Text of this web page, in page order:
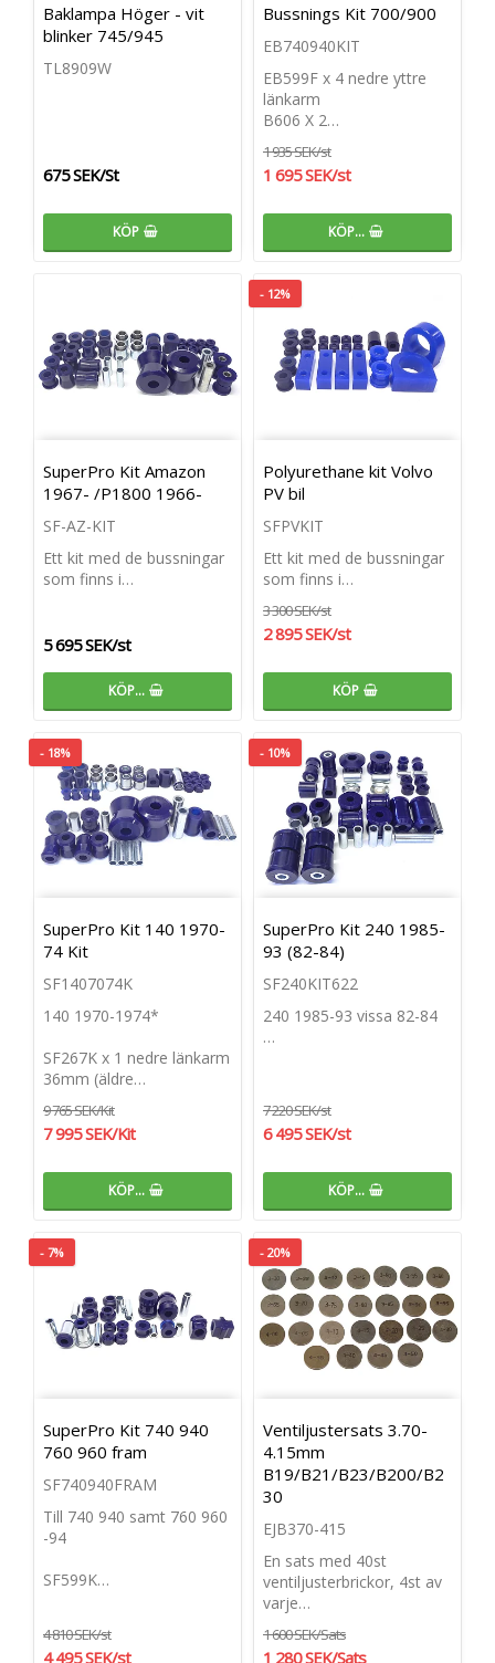
Baklampa Höger - vit
blinker 745/945
TL8909W
675 SEK/St
KÖP
Bussnings Kit 700/900
EB740940KIT
EB599F x 4 nedre yttre
länkarm
B606 X 2…
1 935 SEK/st
1 695 SEK/st
KÖP…
SuperPro Kit Amazon
1967- /P1800 1966-
SF-AZ-KIT
Ett kit med de bussningar
som finns i…
5 695 SEK/st
KÖP…
- 12%
Polyurethane kit Volvo
PV bil
SFPVKIT
Ett kit med de bussningar
som finns i…
3 300 SEK/st
2 895 SEK/st
KÖP
- 18%
SuperPro Kit 140 1970-
74 Kit
SF1407074K
140 1970-1974*
SF267K x 1 nedre länkarm
36mm (äldre…
9 765 SEK/Kit
7 995 SEK/Kit
KÖP…
- 10%
SuperPro Kit 240 1985-
93 (82-84)
SF240KIT622
240 1985-93 vissa 82-84
…
7 220 SEK/st
6 495 SEK/st
KÖP…
- 7%
SuperPro Kit 740 940
760 960 fram
SF740940FRAM
Till 740 940 samt 760 960
-94
SF599K…
4 810 SEK/st
4 495 SEK/st
- 20%
Ventiljustersats 3.70-
4.15mm
B19/B21/B23/B200/B2
30
EJB370-415
En sats med 40st
ventiljusterbrickor, 4st av
varje…
1 600 SEK/Sats
1 280 SEK/Sats